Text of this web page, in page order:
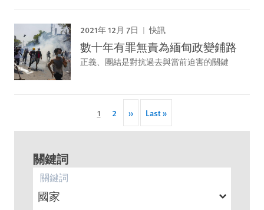
2021年 12月 7日 快訊
數十年有罪無責為緬甸政變鋪路
正義、團結是對抗過去與當前迫害的關鍵
Current
1 Page
2
Next
page
››
Last
page
Last »
關鍵詞
國家